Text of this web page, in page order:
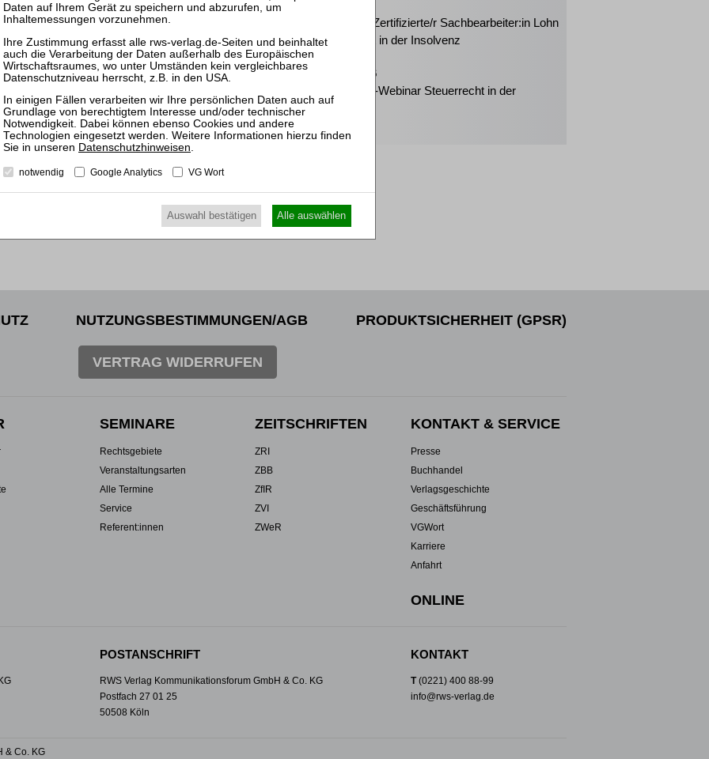
Frankfurt: Zertifizierte/r Sachbearbeiter:in Lohn
und Gehalt in der Insolvenz
14.10.2026
Mitarbeiter-Webinar Steuerrecht in der
Insolvenz
NUTZUNGSBESTIMMUNGEN/AGB PRODUKTSICHERHEIT (GPSR)
VERTRAG WIDERRUFEN
SEMINARE
Rechtsgebiete
Veranstaltungsarten
Alle Termine
Service
Referent:innen
ZEITSCHRIFTEN
ZRI
ZBB
ZfIR
ZVI
ZWeR
KONTAKT & SERVICE
Presse
Buchhandel
Verlagsgeschichte
Geschäftsführung
VGWort
Karriere
Anfahrt
ONLINE
POSTANSCHRIFT
RWS Verlag Kommunikationsforum GmbH & Co. KG
Postfach 27 01 25
50508 Köln
KONTAKT
T(0221) 400 88-99
info@rws-verlag.de
& Co. KG
Datenschutzhinweisen.
notwendig Google Analytics VG Wort
Auswahl bestätigen Alle auswählen